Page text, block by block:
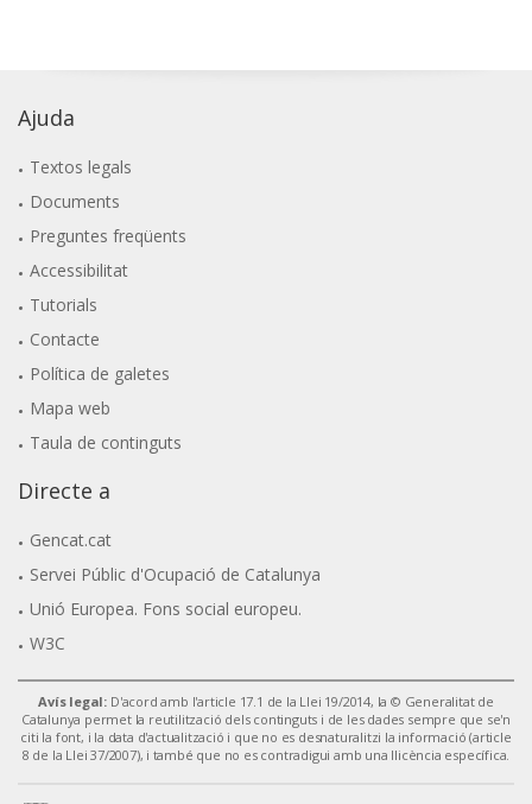
Ajuda
Textos legals
Documents
Preguntes freqüents
Accessibilitat
Tutorials
Contacte
Política de galetes
Mapa web
Taula de continguts
Directe a
Gencat.cat
Servei Públic d'Ocupació de Catalunya
Unió Europea. Fons social europeu.
W3C
Avís legal: D'acord amb l'article 17.1 de la Llei 19/2014, la © Generalitat de
Catalunya permet la reutilització dels continguts i de les dades sempre que se'n
citi la font, i la data d'actualització i que no es desnaturalitzi la informació (article
8 de la Llei 37/2007), i també que no es contradigui amb una llicència específica.